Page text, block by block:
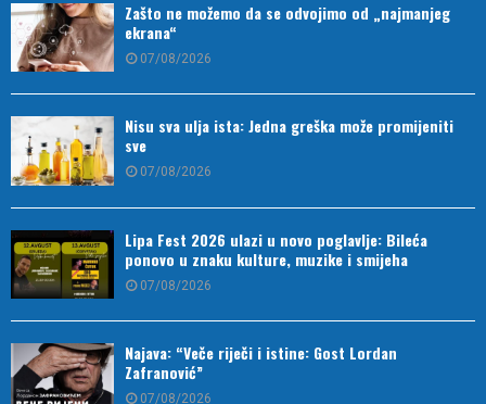
Zašto ne možemo da se odvojimo od „najmanjeg
ekrana“
07/08/2026
Nisu sva ulja ista: Jedna greška može promijeniti
sve
07/08/2026
Lipa Fest 2026 ulazi u novo poglavlje: Bileća
ponovo u znaku kulture, muzike i smijeha
07/08/2026
Najava: “Veče riječi i istine: Gost Lordan
Zafranović”
07/08/2026